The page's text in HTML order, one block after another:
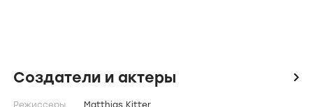
Создатели и актеры icon
Режиссеры
Matthias Kitter